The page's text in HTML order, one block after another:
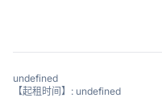
undefined
【起租时间】: undefined